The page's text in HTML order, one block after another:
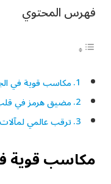
فهرس المحتوي
مكاسب قوية في
مضيق هرمز في
ترقب عالمي
مكاسب قوية